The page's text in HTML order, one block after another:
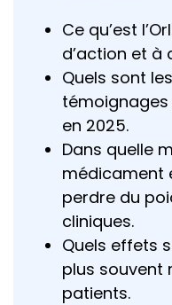
Ce qu’est
d’action et à
Quels sont
en 2025.
Dans quelle
médicament
perdre du
cliniques.
Quels effets
plus souvent
patients.